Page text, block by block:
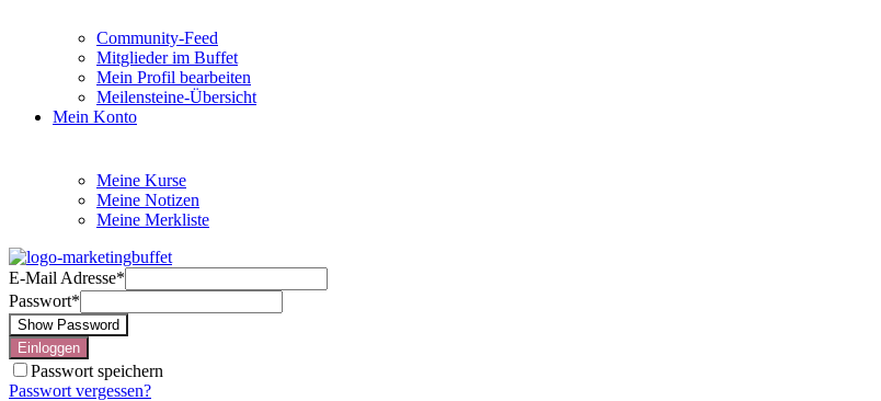
Community-Feed
Mitglieder im Buffet
Mein Profil bearbeiten
Meilensteine-Übersicht
Mein Konto
Meine Kurse
Meine Notizen
Meine Merkliste
E-Mail Adresse*
Passwort*
Show Password
Einloggen
Passwort speichern
Passwort vergessen?